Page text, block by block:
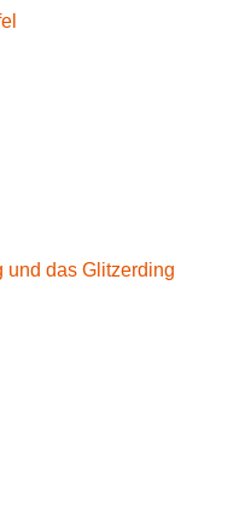
und das Glitzerding